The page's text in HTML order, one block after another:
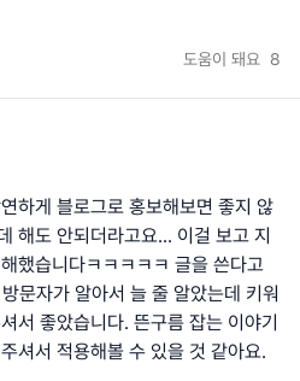
도움이 돼요 8
하게 블로그로 홍보해보면 좋지 않
해도 안되더라고요... 이걸 보고 지
했습니다ㅋㅋㅋㅋㅋ 글을 쓴다고
문자가 알아서 늘 줄 알았는데 키워
서 좋았습니다. 뜬구름 잡는 이야기
셔서 적용해볼 수 있을 것 같아요.